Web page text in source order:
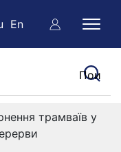
En
трамваїв у